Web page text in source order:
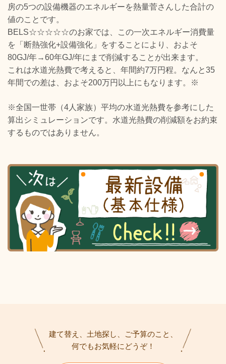
房の5つの設備機器のエネルギーを熱量菅さんした合計の
値のことです。
BELS☆☆☆☆☆のお家では、この一次エネルギー消費量
を「断熱強化+設備強化」をすることにより、およそ
80GJ/年→60年GJ/年にまで削減することが出来ます。
これは水道光熱費で考えると、年間約7万円程。なんと35
年間での差は、およそ200万円以上にもなります。※
※全国一世帯（4人家族）平均の水道光熱費を参考にした
算出シミュレーションです。水道光熱費の削減額をお約束
するものではありません。
建て替え、土地探し、ご予算のこと、
何でもお気軽にどうぞ！